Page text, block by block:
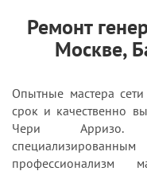
Ремонт
Москве,
Опытные мастера
срок и качественно
Чери Арризо.
профессионализм